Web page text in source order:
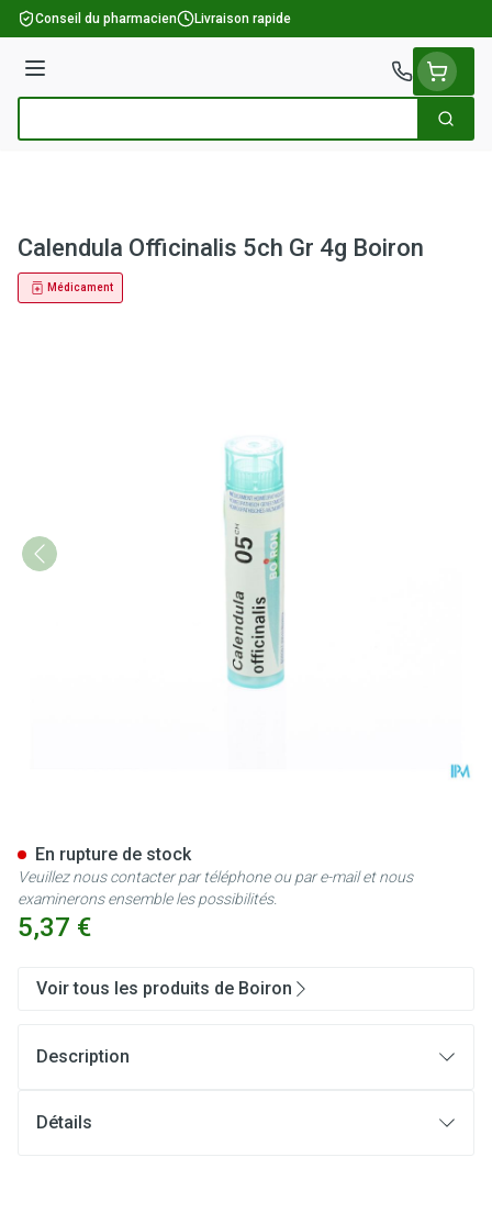
Aller au contenu
Conseil du pharmacien Livraison rapide
Menu
Calendula Officinalis 5ch Gr 4g Boiron
Médicament
5,37 €
En rupture de stock
Veuillez nous contacter par téléphone ou par e-mail et nous
examinerons ensemble les possibilités.
Voir tous les produits de Boiron
Description
Détails